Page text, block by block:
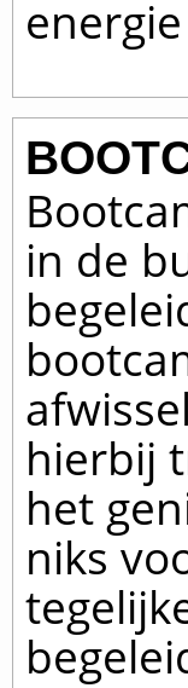
in de
hierbij
het
niks